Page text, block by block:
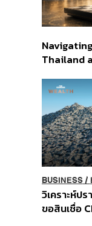
Thailand
Order
BUSINESS/
วิเคราะห์ป
ขอสินเชื่อ